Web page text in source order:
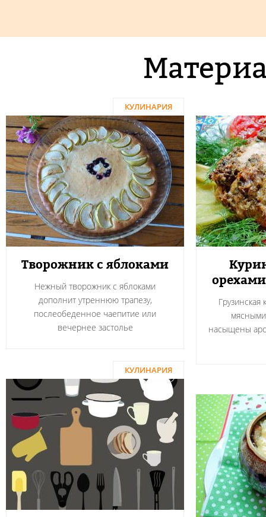
КУЛИНАРИЯ
Творожник с яблоками
Нежный творожник с яблоками
дополнит утреннюю трапезу,
послеобеденное чаепитие или
вечернее застолье
Грузинская
насыщены
КУЛИНАРИЯ